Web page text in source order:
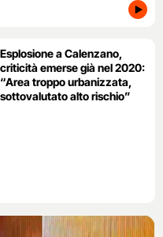
Esplosione a Calenzano,
criticità emerse già nel 2020:
“Area troppo urbanizzata,
sottovalutato alto rischio”